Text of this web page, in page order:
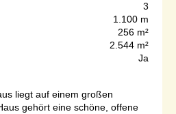
3
1.100 m
256 m²
2.544 m²
Ja
liegt auf einem großen
gehört eine schöne, offene